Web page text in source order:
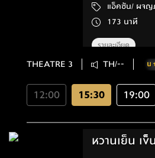
173 นาที
รายละเอียด
THEATRE 3 TH/--
12:00 15:30 19:00
หวานเย็น เข็